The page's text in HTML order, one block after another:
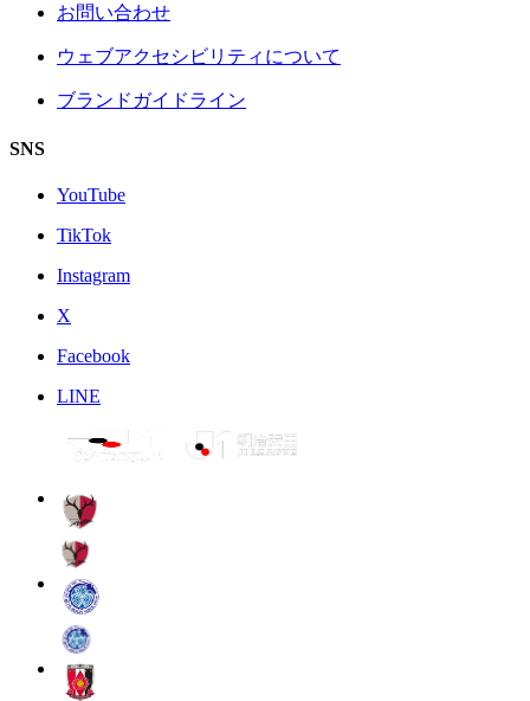
お問い合わせ
ウェブアクセシビリティについて
ブランドガイドライン
SNS
YouTube
TikTok
Instagram
X
Facebook
LINE